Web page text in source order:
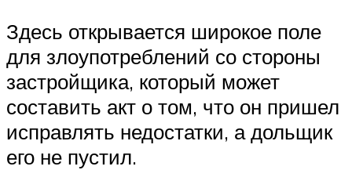
Здесь открывается широкое поле
для злоупотреблений со стороны
застройщика, который может
составить акт о том, что он пришел
исправлять недостатки, а дольщик
его не пустил.